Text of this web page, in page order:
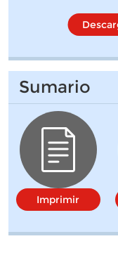
Sumario
Imprimir